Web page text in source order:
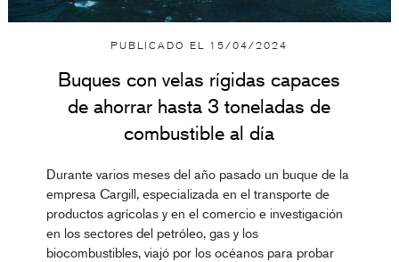
PUBLICADO EL 15/04/2024
Buques con velas rígidas capaces
de ahorrar hasta 3 toneladas de
combustible al día
Durante varios meses del año pasado un buque de la
empresa Cargill, especializada en el transporte de
productos agrícolas y en el comercio e investigación
en los sectores del petróleo, gas y los
biocombustibles, viajó por los océanos para probar